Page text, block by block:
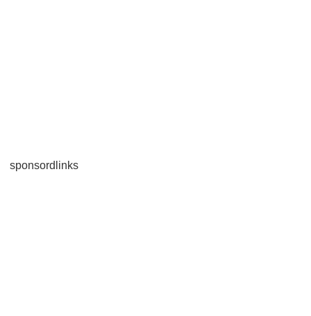
sponsordlinks